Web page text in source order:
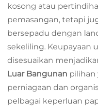
kosong atau
pemasangan, tetapi
bersepadu dengan
sekeliling. Keupayaan
disesuaikan
Luar Bangunan pilihan
perniagaan dan
pelbagai keperluan